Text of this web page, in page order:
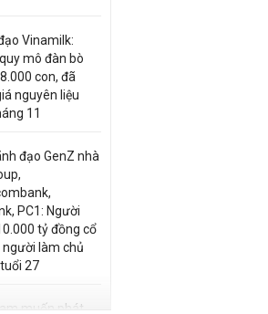
Vinamilk:
mô đàn bò
con, đã
nguyên liệu
11
đạo GenZ nhà
PC1: Người
tỷ đồng cổ
người làm chủ
27
muốn phát